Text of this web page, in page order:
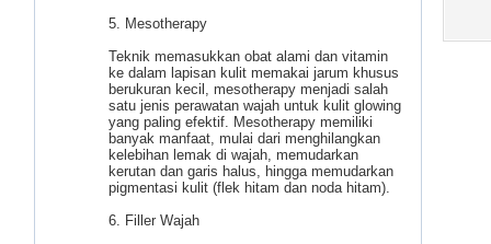
5. Mesotherapy
Teknik memasukkan obat alami dan vitamin
ke dalam lapisan kulit memakai jarum khusus
berukuran kecil, mesotherapy menjadi salah
satu jenis perawatan wajah untuk kulit glowing
yang paling efektif. Mesotherapy memiliki
banyak manfaat, mulai dari menghilangkan
kelebihan lemak di wajah, memudarkan
kerutan dan garis halus, hingga memudarkan
pigmentasi kulit (flek hitam dan noda hitam).
6. Filler Wajah